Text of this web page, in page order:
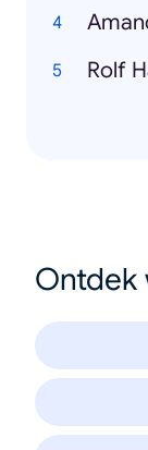
Rolf
Ontdek